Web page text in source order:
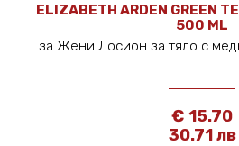
ELIZABETH ARDEN GREEN
500 ML
за Жени Лосион за тяло с
€ 15.70
30.71 лв